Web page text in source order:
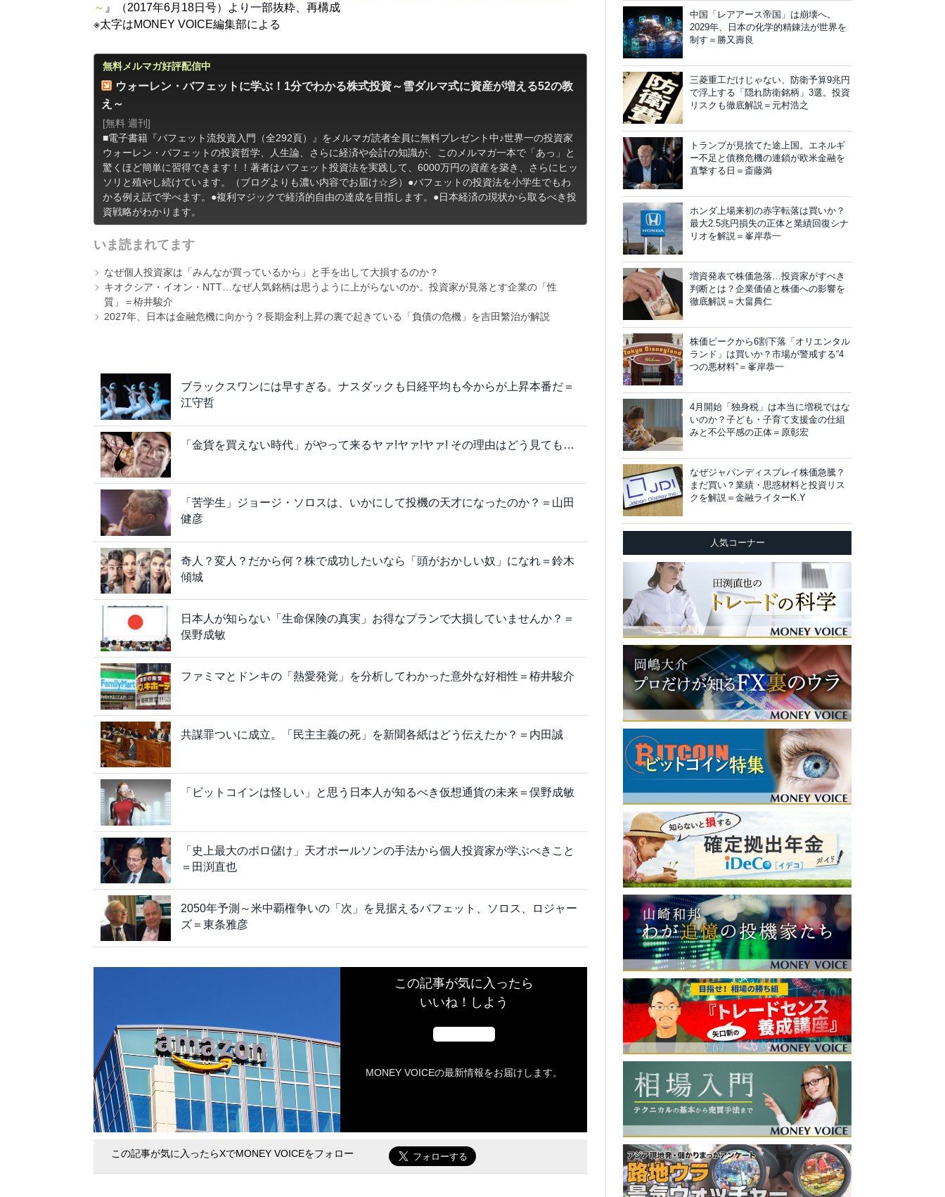
～ 』（2017年6月18日号）より一部抜粋、再構成
※太字はMONEY VOICE編集部による
無料メルマガ好評配信中
ウォーレン・バフェットに学ぶ！1分でわかる株式投資～雪ダルマ式に資産が増える52の教
え～
[無料 週刊]
■電子書籍『バフェット流投資入門（全292頁）』をメルマガ読者全員に無料プレゼント中♪世界一の投資家
ウォーレン・バフェットの投資哲学、人生論、さらに経済や会計の知識が、このメルマガ一本で「あっ」と
驚くほど簡単に習得できます！！著者はバフェット投資法を実践して、6000万円の資産を築き、さらにヒッ
ソリと殖やし続けています。（ブログよりも濃い内容でお届け☆彡）●バフェットの投資法を小学生でもわ
かる例え話で学べます。●複利マジックで経済的自由の達成を目指します。●日本経済の現状から取るべき投
資戦略がわかります。
いま読まれてます
なぜ個人投資家は「みんなが買っているから」と手を出して大損するのか？
キオクシア・イオン・NTT…なぜ人気銘柄は思うように上がらないのか。投資家が見落とす企業の「性
質」＝栫井駿介
2027年、日本は金融危機に向かう？長期金利上昇の裏で起きている「負債の危機」を吉田繁治が解説
ブラックスワンには早すぎる。ナスダックも日経平均も今からが上昇本番だ＝
江守哲
「金貨を買えない時代」がやって来るヤァ!ヤァ!ヤァ! その理由はどう見ても…
「苦学生」ジョージ・ソロスは、いかにして投機の天才になったのか？＝山田
健彦
奇人？変人？だから何？株で成功したいなら「頭がおかしい奴」になれ＝鈴木
傾城
日本人が知らない「生命保険の真実」お得なプランで大損していませんか？＝
俣野成敏
ファミマとドンキの「熱愛発覚」を分析してわかった意外な好相性＝栫井駿介
共謀罪ついに成立。「民主主義の死」を新聞各紙はどう伝えたか？＝内田誠
「ビットコインは怪しい」と思う日本人が知るべき仮想通貨の未来＝俣野成敏
「史上最大のボロ儲け」天才ポールソンの手法から個人投資家が学ぶべきこと
＝田渕直也
2050年予測～米中覇権争いの「次」を見据えるバフェット、ソロス、ロジャー
ズ＝東条雅彦
この記事が気に入ったら
いいね！しよう
MONEY VOICEの最新情報をお届けします。
この記事が気に入ったらXでMONEY VOICEをフォロー
中国「レアアース帝国」は崩壊へ。
2029年、日本の化学的精錬法が世界を
制す＝勝又壽良
三菱重工だけじゃない、防衛予算9兆円
で浮上する「隠れ防衛銘柄」3選。投資
リスクも徹底解説＝元村浩之
トランプが見捨てた途上国。エネルギ
ー不足と債務危機の連鎖が欧米金融を
直撃する日＝斎藤満
ホンダ上場来初の赤字転落は買いか？
最大2.5兆円損失の正体と業績回復シナ
リオを解説＝峯岸恭一
増資発表で株価急落…投資家がすべき
判断とは？企業価値と株価への影響を
徹底解説＝大畠典仁
株価ピークから6割下落「オリエンタル
ランド」は買いか？市場が警戒する“4
つの悪材料”＝峯岸恭一
4月開始「独身税」は本当に増税ではな
いのか？子ども・子育て支援金の仕組
みと不公平感の正体＝原彰宏
なぜジャパンディスプレイ株価急騰？
まだ買い？業績・思惑材料と投資リス
クを解説＝金融ライターK.Y
人気コーナー